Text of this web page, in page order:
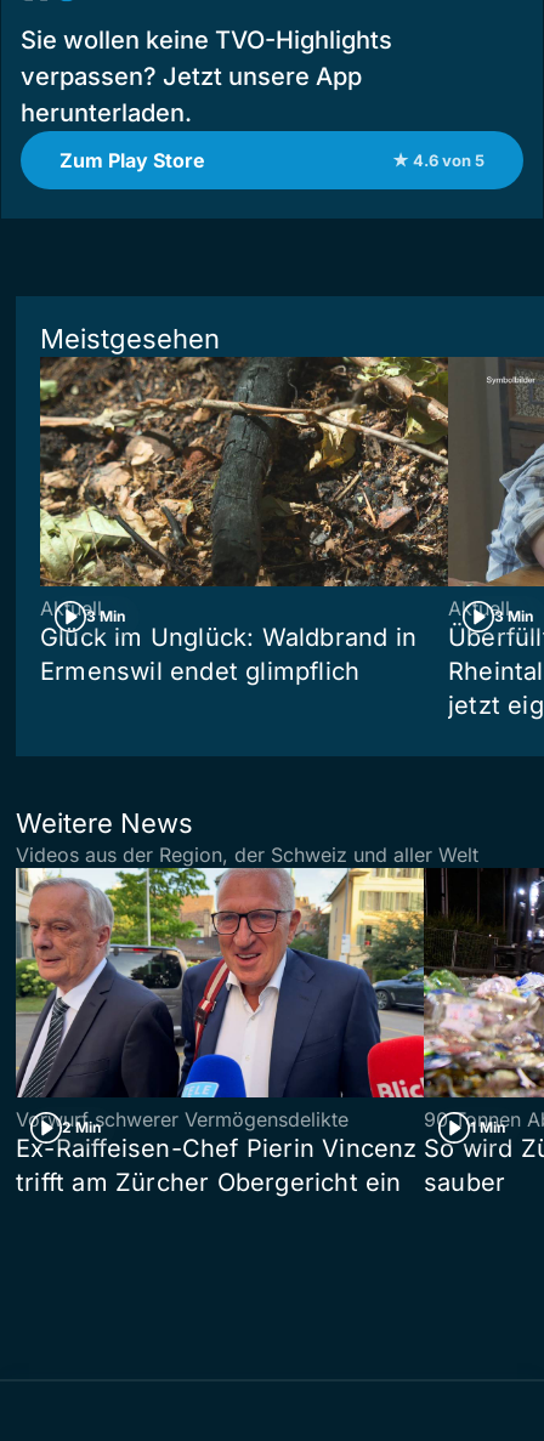
Sie wollen keine TVO-Highlights
verpassen? Jetzt unsere App
herunterladen.
Zum Play Store ★ 4.6 von 5
Meistgesehen
3 Min
Aktuell
Glück im Unglück: Waldbrand in
Ermenswil endet glimpflich
3 Min
Aktuell
jetzt
Weitere News
Videos aus der Region, der Schweiz und aller Welt
2 Min
Vorwurf schwerer Vermögensdelikte
Ex-Raiffeisen-Chef Pierin Vincenz
trifft am Zürcher Obergericht ein
1 Min
90 Tonnen
So wird
sauber